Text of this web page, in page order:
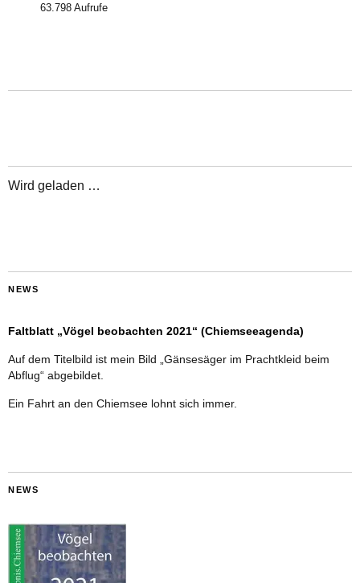
63.798 Aufrufe
Wird geladen …
NEWS
Faltblatt „Vögel beobachten 2021“ (Chiemseeagenda)
Auf dem Titelbild ist mein Bild „Gänsesäger im Prachtkleid beim
Abflug“ abgebildet.
Ein Fahrt an den Chiemsee lohnt sich immer.
NEWS